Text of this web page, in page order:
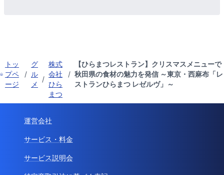
トッ
プペ
ージ
/
グ
ル
メ
/
株式
会社
ひら
まつ
/
【ひらまつレストラン】クリスマスメニューで
秋田県の食材の魅力を発信 ～東京・西麻布「レ
ストランひらまつ レゼルヴ」～
運営会社
サービス・料金
サービス説明会